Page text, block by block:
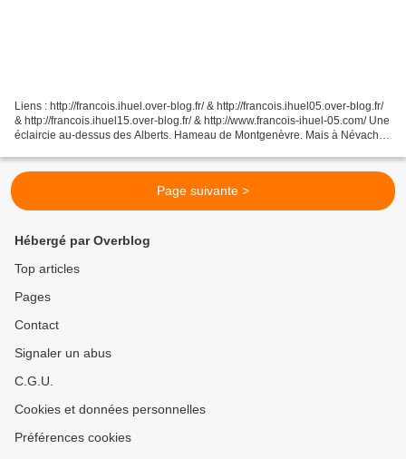
Liens : http://francois.ihuel.over-blog.fr/ & http://francois.ihuel05.over-blog.fr/
& http://francois.ihuel15.over-blog.fr/ & http://www.francois-ihuel-05.com/ Une
éclaircie au-dessus des Alberts. Hameau de Montgenèvre. Mais à Névache,
Page suivante >
Hébergé par Overblog
Top articles
Pages
Contact
Signaler un abus
C.G.U.
Cookies et données personnelles
Préférences cookies